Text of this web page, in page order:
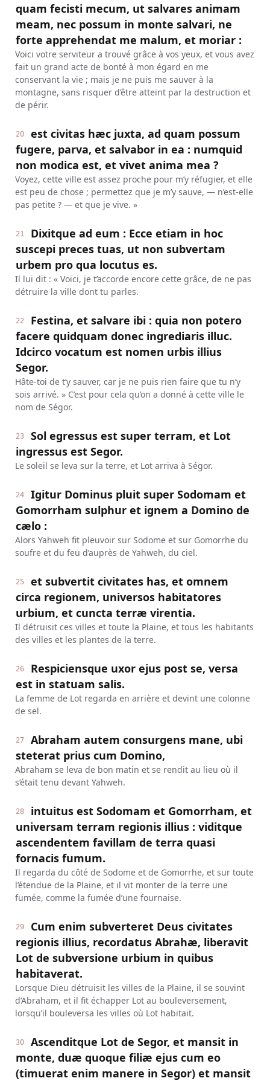
quam fecisti mecum, ut salvares animam
meam, nec possum in monte salvari, ne
forte apprehendat me malum, et moriar :
Voici votre serviteur a trouvé grâce à vos yeux, et vous avez
fait un grand acte de bonté à mon égard en me
conservant la vie ; mais je ne puis me sauver à la
montagne, sans risquer d’être atteint par la destruction et
de périr.
20
est civitas hæc juxta, ad quam possum
fugere, parva, et salvabor in ea : numquid
non modica est, et vivet anima mea ?
Voyez, cette ville est assez proche pour m’y réfugier, et elle
est peu de chose ; permettez que je m’y sauve, — n’est-elle
pas petite ? — et que je vive. »
21
Dixitque ad eum : Ecce etiam in hoc
suscepi preces tuas, ut non subvertam
urbem pro qua locutus es.
Il lui dit : « Voici, je t’accorde encore cette grâce, de ne pas
détruire la ville dont tu parles.
22
Festina, et salvare ibi : quia non potero
facere quidquam donec ingrediaris illuc.
Idcirco vocatum est nomen urbis illius
Segor.
Hâte-toi de t’y sauver, car je ne puis rien faire que tu n’y
sois arrivé. » C’est pour cela qu’on a donné à cette ville le
nom de Ségor.
23
Sol egressus est super terram, et Lot
ingressus est Segor.
Le soleil se leva sur la terre, et Lot arriva à Ségor.
24
Igitur Dominus pluit super Sodomam et
Gomorrham sulphur et ignem a Domino de
cælo :
Alors Yahweh fit pleuvoir sur Sodome et sur Gomorrhe du
soufre et du feu d’auprès de Yahweh, du ciel.
25
et subvertit civitates has, et omnem
circa regionem, universos habitatores
urbium, et cuncta terræ virentia.
Il détruisit ces villes et toute la Plaine, et tous les habitants
des villes et les plantes de la terre.
26
Respiciensque uxor ejus post se, versa
est in statuam salis.
La femme de Lot regarda en arrière et devint une colonne
de sel.
27
Abraham autem consurgens mane, ubi
steterat prius cum Domino,
Abraham se leva de bon matin et se rendit au lieu où il
s’était tenu devant Yahweh.
28
intuitus est Sodomam et Gomorrham, et
universam terram regionis illius : viditque
ascendentem favillam de terra quasi
fornacis fumum.
Il regarda du côté de Sodome et de Gomorrhe, et sur toute
l’étendue de la Plaine, et il vit monter de la terre une
fumée, comme la fumée d’une fournaise.
29
Cum enim subverteret Deus civitates
regionis illius, recordatus Abrahæ, liberavit
Lot de subversione urbium in quibus
habitaverat.
Lorsque Dieu détruisit les villes de la Plaine, il se souvint
d’Abraham, et il fit échapper Lot au bouleversement,
lorsqu’il bouleversa les villes où Lot habitait.
30
Ascenditque Lot de Segor, et mansit in
monte, duæ quoque filiæ ejus cum eo
(timuerat enim manere in Segor) et mansit